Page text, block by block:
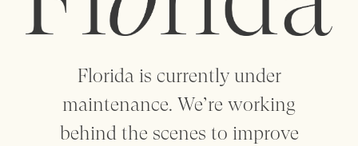
Florida is currently under
maintenance. We’re working
behind the scenes to improve
Quer conhecer-nos?
Avenida da
Boavista 740,